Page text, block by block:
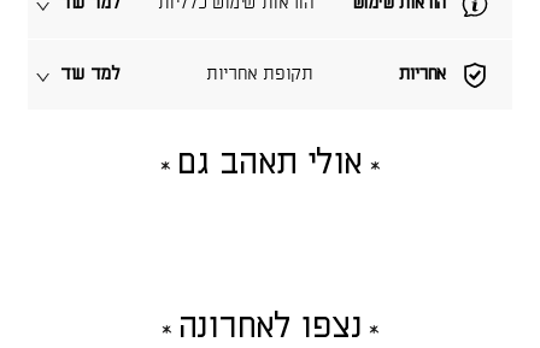
אחריות תקופת אחריות למד עוד
הוראות שימוש הוראות שימוש כלליות למד עוד
אולי תאהב גם
נצפו לאחרונה